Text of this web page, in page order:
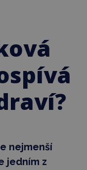
nejmenší
jedním z